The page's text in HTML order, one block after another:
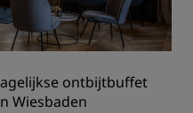
ontbijtbuffet
Wiesbaden